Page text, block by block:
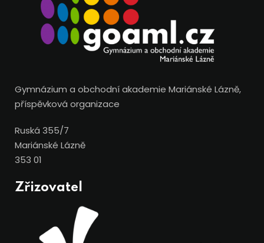
Gymnázium a obchodní akademie Mariánské Lázně,
příspěvková organizace
Ruská 355/7
Mariánské Lázně
353 01
Zřizovatel